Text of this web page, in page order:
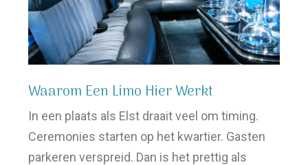
Waarom Een Limo Hier Werkt
In een plaats als Elst draait veel om timing.
Ceremonies starten op het kwartier. Gasten
parkeren verspreid. Dan is het prettig als